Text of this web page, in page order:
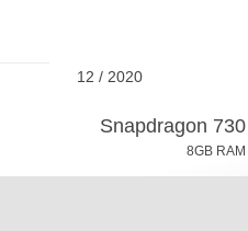
12 / 2020
Android 11
Snapdragon 730
8GB RAM